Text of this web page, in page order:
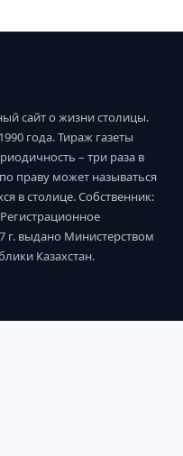
сайт о жизни столицы.
года. Тираж газеты
– три раза в
праву может называться
в столице. Собственник:
г. выдано Министерством
Казахстан.